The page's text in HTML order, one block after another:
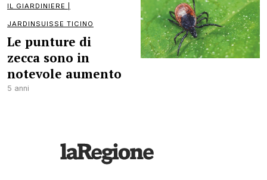
IL GIARDINIERE |
JARDINSUISSE TICINO
Le punture di
zecca sono in
notevole aumento
5 anni